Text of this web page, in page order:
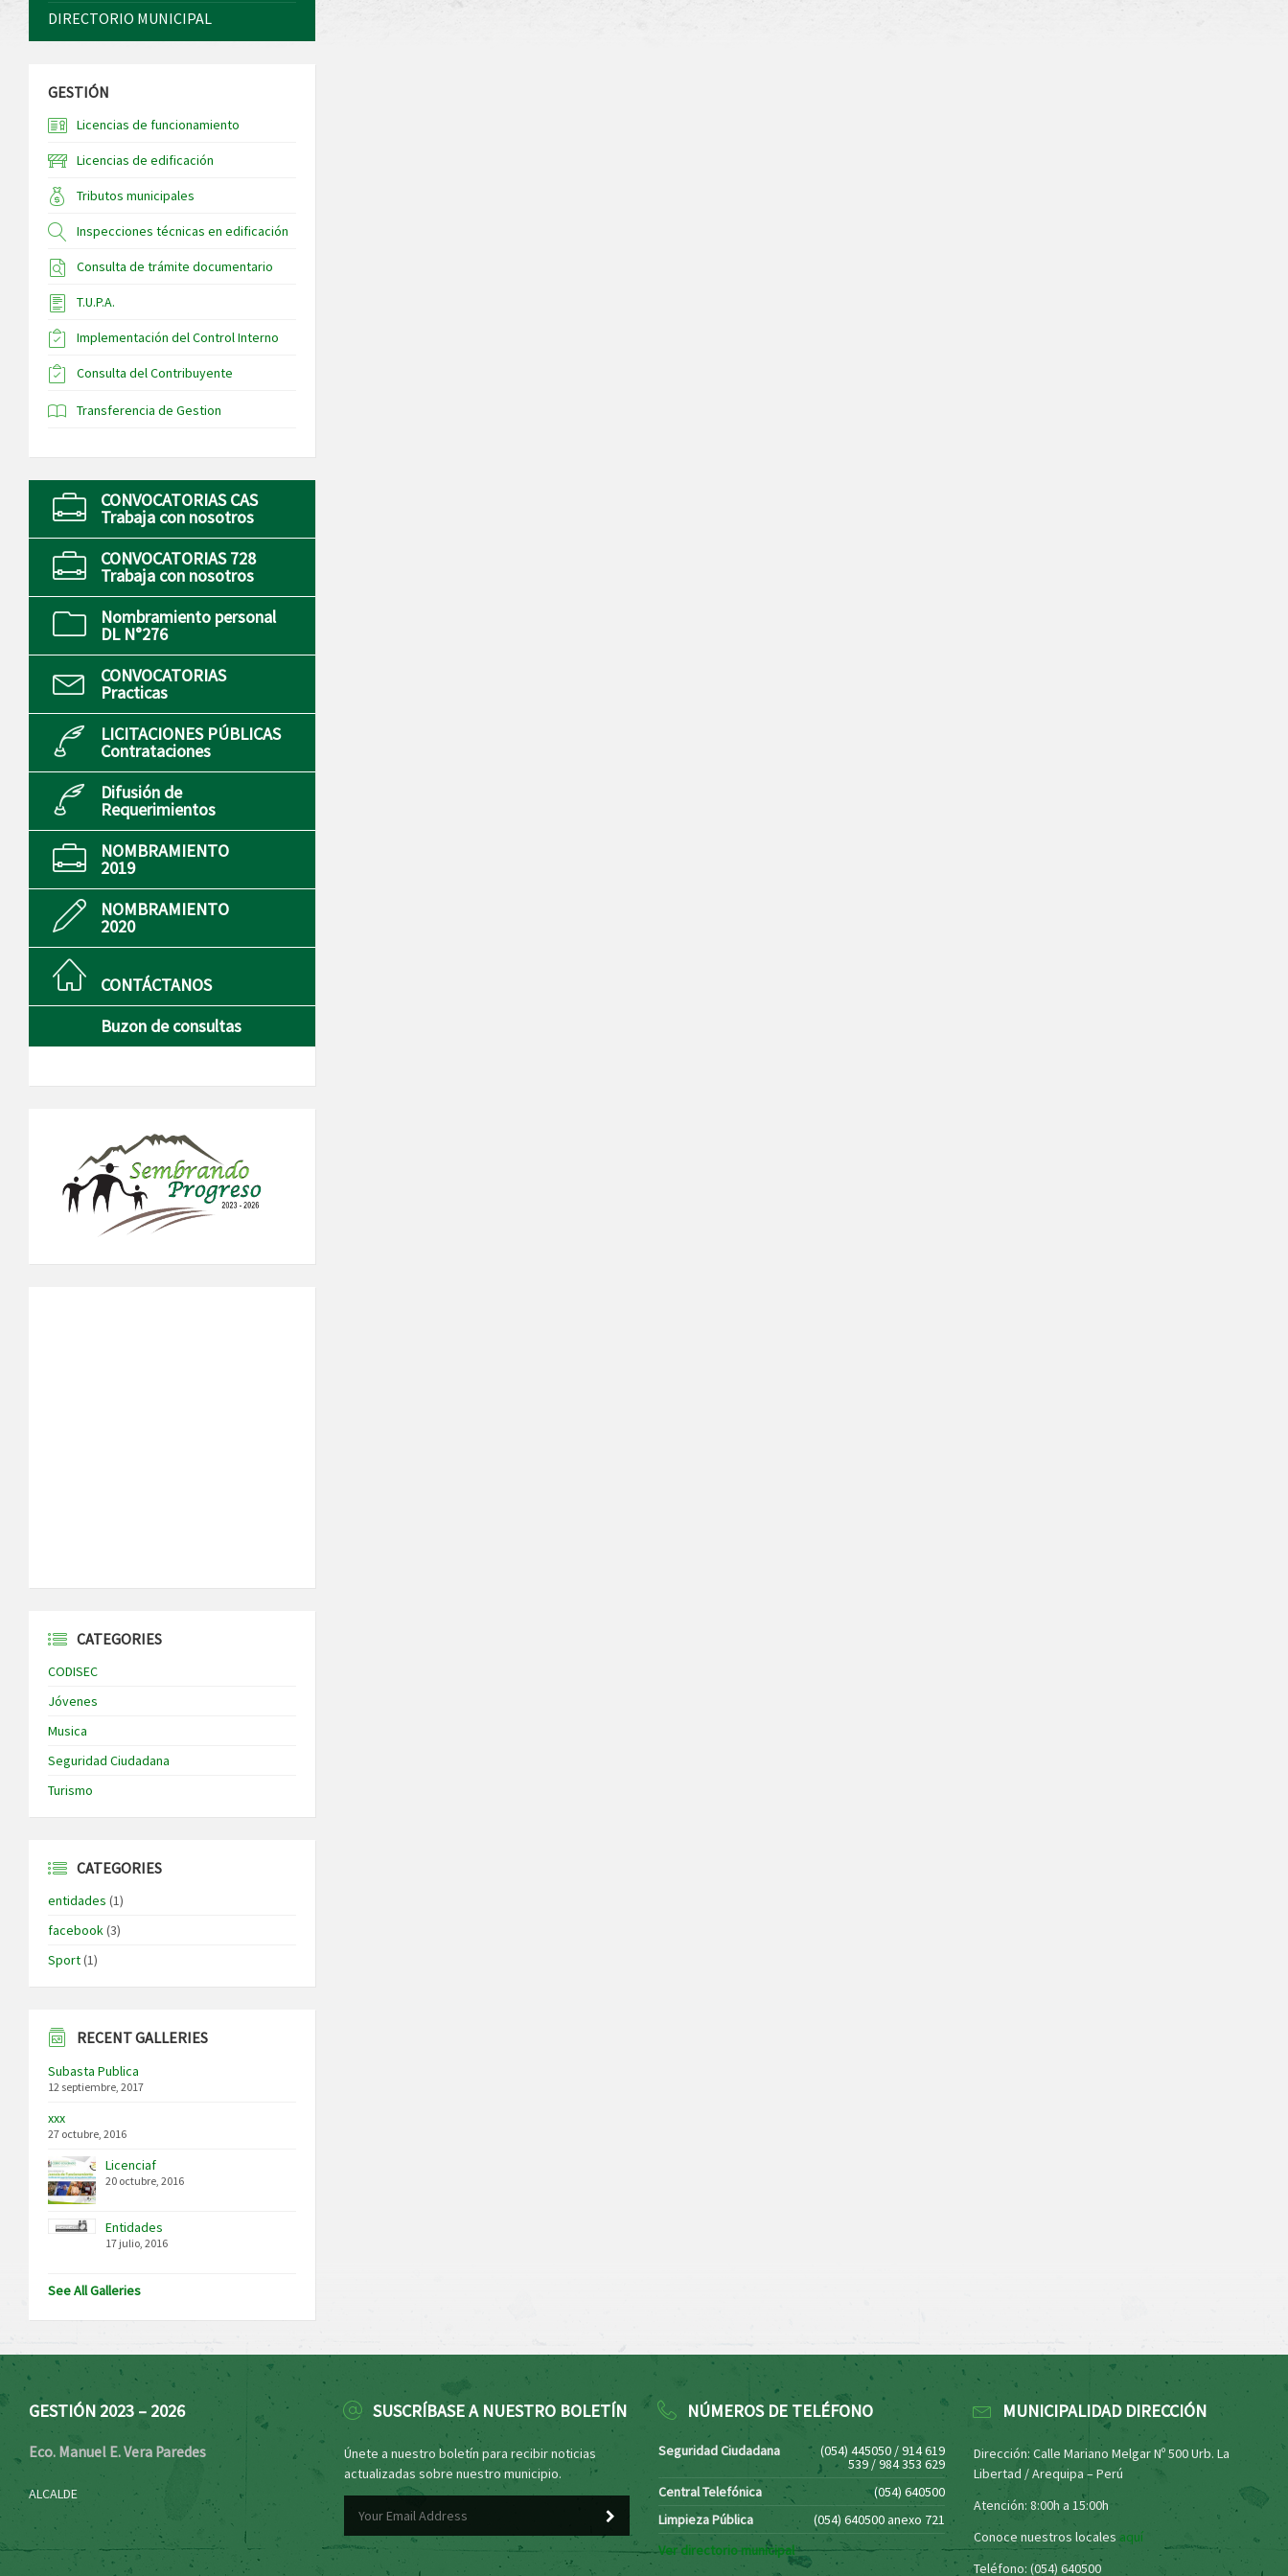
DIRECTORIO MUNICIPAL
GESTIÓN
Licencias de funcionamiento
Licencias de edificación
Tributos municipales
Inspecciones técnicas en edificación
Consulta de trámite documentario
T.U.P.A.
Implementación del Control Interno
Consulta del Contribuyente
Transferencia de Gestion
CONVOCATORIAS CAS
Trabaja con nosotros
CONVOCATORIAS 728
Trabaja con nosotros
Nombramiento personal
DL N°276
CONVOCATORIAS
Practicas
LICITACIONES PÚBLICAS
Contrataciones
Difusión de
Requerimientos
NOMBRAMIENTO
2019
NOMBRAMIENTO
2020
CONTÁCTANOS
Buzon de consultas
CATEGORIES
CODISEC
Jóvenes
Musica
Seguridad Ciudadana
Turismo
CATEGORIES
entidades (1)
facebook(3)
Sport(1)
RECENT GALLERIES
Subasta Publica
12 septiembre, 2017
xxx
27 octubre, 2016
Licenciaf
20 octubre, 2016
Entidades
17 julio, 2016
See All Galleries
GESTIÓN 2023 – 2026
Eco. Manuel E. Vera Paredes
ALCALDE
SUSCRÍBASE A NUESTRO BOLETÍN
Únete a nuestro boletín para recibir noticias
actualizadas sobre nuestro municipio.
NÚMEROS DE TELÉFONO
Seguridad Ciudadana (054) 445050 / 914 619
539 / 984 353 629
Central Telefónica
(054) 640500
Limpieza Pública
(054) 640500 anexo 721
Ver directorio municipal
MUNICIPALIDAD DIRECCIÓN
Dirección: Calle Mariano Melgar Nº 500 Urb. La
Libertad / Arequipa – Perú
Atención: 8:00h a 15:00h
Conoce nuestros locales aquí
Teléfono: (054) 640500